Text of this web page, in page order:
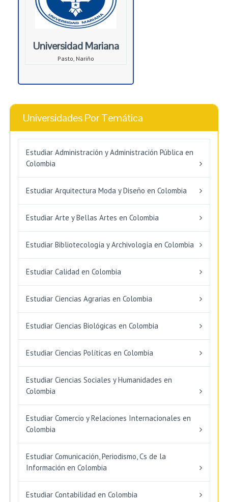
Universidad Mariana
Pasto, Nariño
Universidades Por Temática
Estudiar Administración y Administración Pública en
Colombia
Estudiar Arquitectura Moda y Diseño en Colombia
Estudiar Arte y Bellas Artes en Colombia
Estudiar Bibliotecología y Archivología en Colombia
Estudiar Calidad en Colombia
Estudiar Ciencias Agrarias en Colombia
Estudiar Ciencias Biológicas en Colombia
Estudiar Ciencias Políticas en Colombia
Estudiar Ciencias Sociales y Humanidades en
Colombia
Estudiar Comercio y Relaciones Internacionales en
Colombia
Estudiar Comunicación, Periodismo, Cs de la
Información en Colombia
Estudiar Contabilidad en Colombia